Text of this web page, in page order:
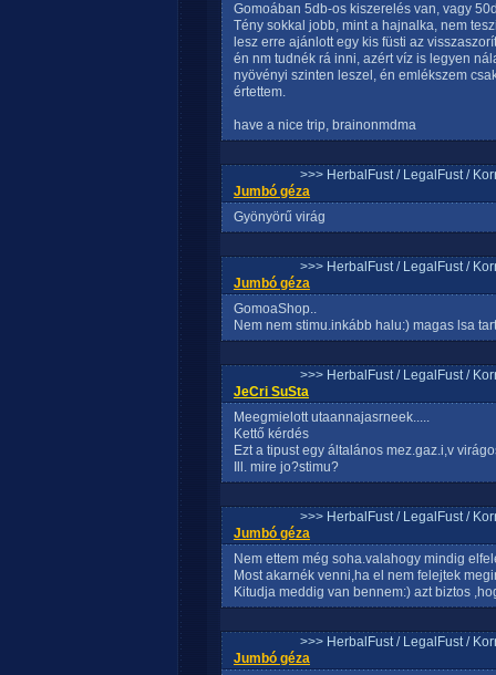
Gomoában 5db-os kiszerelés van, vagy
Tény sokkal jobb, mint a hajnalka, nem
lesz erre ajánlott egy kis füsti az
én nm tudnék rá inni, azért víz is legyen
nyövényi szinten leszel, én emlékszem
értettem.
have a nice trip, brainonmdma
>>> HerbalFust / LegalFust /
Jumbó géza
Gyönyörű virág
>>> HerbalFust / LegalFust /
Jumbó géza
GomoaShop..
Nem nem stimu.inkább halu:) magas lsa
>>> HerbalFust / LegalFust /
JeCri SuSta
Meegmielott utaannajasrneek.....
Kettő kérdés
Ezt a tipust egy általános mez.gaz.i,v
Ill. mire jo?stimu?
>>> HerbalFust / LegalFust /
Jumbó géza
Nem ettem még soha.valahogy mindig
Most akarnék venni,ha el nem felejtek
Kitudja meddig van bennem:) azt biztos
>>> HerbalFust / LegalFust /
Jumbó géza